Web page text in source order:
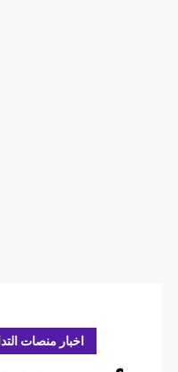
اخبار منصات التداول